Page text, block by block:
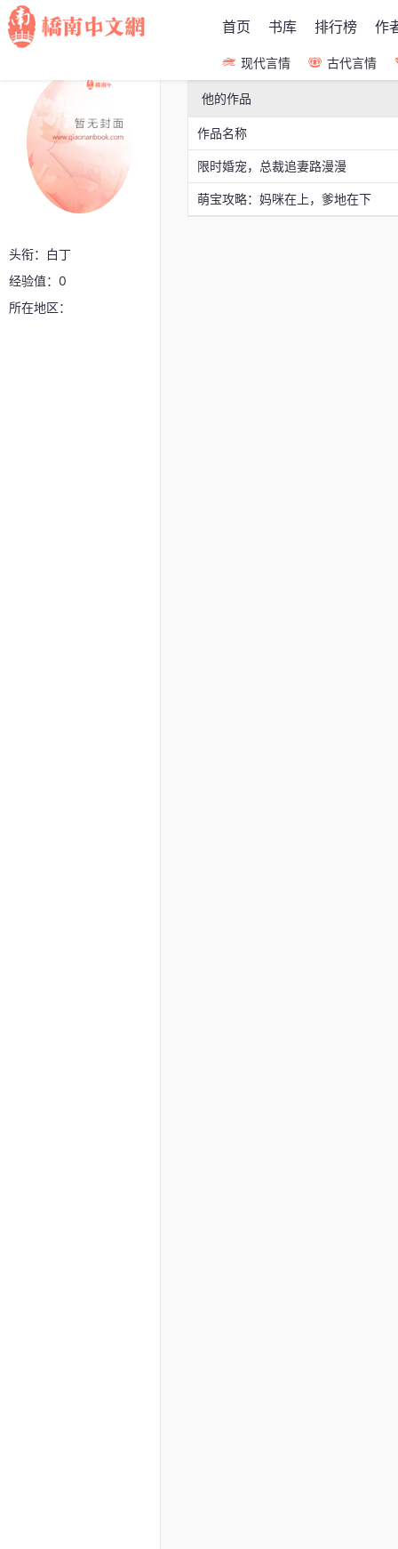
首页 书库 排行榜 作
现代言情 古代言情
头衔：白丁
经验值：0
所在地区：
他的作品
作品名称
限时婚宠，总裁追妻路漫漫
萌宝攻略：妈咪在上，爹地在下